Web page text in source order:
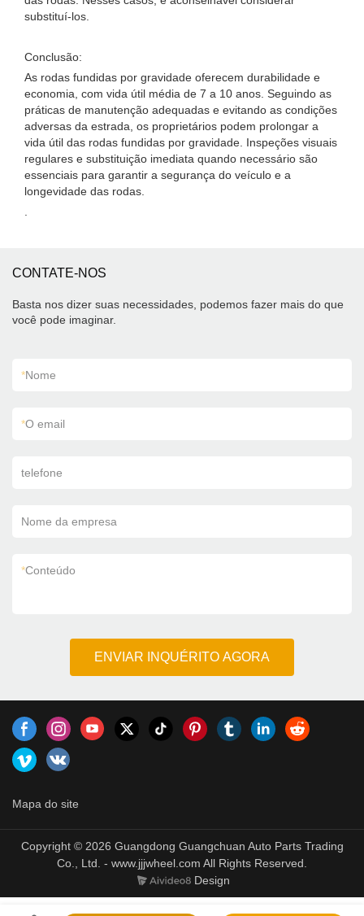
substituí-los.
Conclusão:
As rodas fundidas por gravidade oferecem durabilidade e
economia, com vida útil média de 7 a 10 anos. Seguindo as
práticas de manutenção adequadas e evitando as condições
adversas da estrada, os proprietários podem prolongar a
vida útil das rodas fundidas por gravidade. Inspeções visuais
regulares e substituição imediata quando necessário são
essenciais para garantir a segurança do veículo e a
longevidade das rodas.
CONTATE-NOS
Basta nos dizer suas necessidades, podemos fazer mais do que
você pode imaginar.
*Nome
*O email
telefone
Nome da empresa
*Conteúdo
ENVIAR INQUÉRITO AGORA
Mapa do site
Copyright © 2026 Guangdong Guangchuan Auto Parts Trading
Co., Ltd. - www.jjjwheel.com All Rights Reserved.
Design